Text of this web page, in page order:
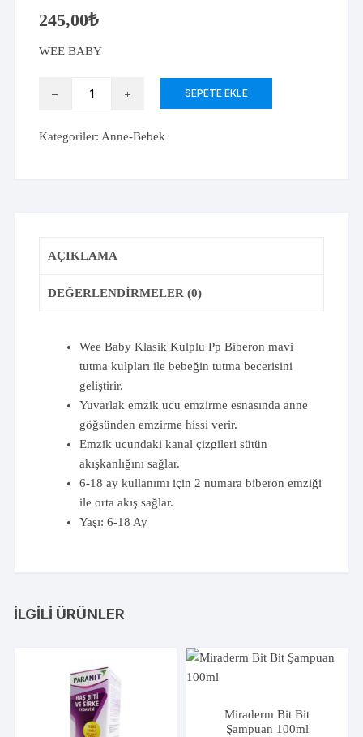
245,00₺
WEE BABY
Kulplu
SEPETE EKLE
Kategoriler: Anne-Bebek
AÇIKLAMA
DEĞERLENDIRMELER (0)
Wee Baby Klasik Kulplu Pp Biberon mavi
tutma kulpları ile bebeğin tutma becerisini
geliştirir.
Yuvarlak emzik ucu emzirme esnasında anne
göğsünden emzirme hissi verir.
Emzik ucundaki kanal çizgileri sütün
akışkanlığını sağlar.
6-18 ay kullanımı için 2 numara biberon emziği
ile orta akış sağlar.
Yaşı: 6-18 Ay
İLGILI ÜRÜNLER
Miraderm Bit Bit
Şampuan 100ml